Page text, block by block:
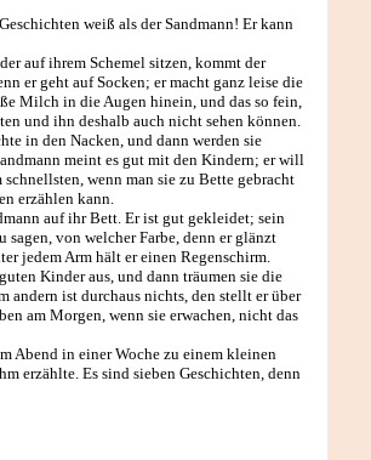
weiß als der Sandmann! Er kann
auf ihrem Schemel sitzen, kommt der
er geht auf Socken; er macht ganz leise die
Milch in die Augen hinein, und das so fein,
und ihn deshalb auch nicht sehen können.
in den Nacken, und dann werden sie
meint es gut mit den Kindern; er will
wenn man sie zu Bette gebracht
erzählen kann.
auf ihr Bett. Er ist gut gekleidet; sein
von welcher Farbe, denn er glänzt
jedem Arm hält er einen Regenschirm.
Kinder aus, und dann träumen sie die
andern ist durchaus nichts, den stellt er über
am Morgen, wenn sie erwachen, nicht das
Abend in einer Woche zu einem kleinen
erzählte. Es sind sieben Geschichten, denn